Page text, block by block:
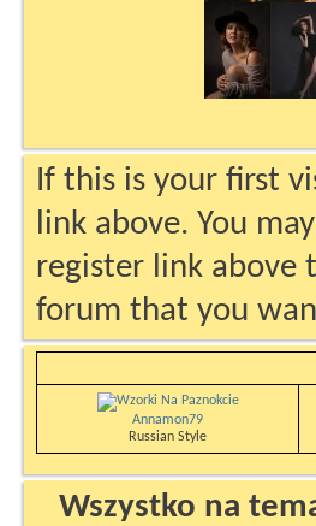
If this is your first
link above. You
register link above
forum that you
Annamon79
Russian Style
Wszystko na